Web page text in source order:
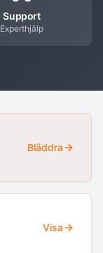
Support
Experthjälp
Bläddra
Visa